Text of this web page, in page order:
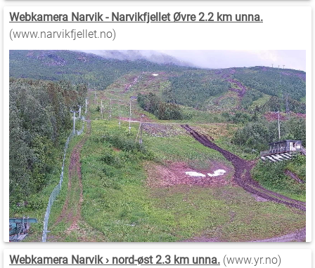
Webkamera Narvik - Narvikfjellet Øvre 2.2 km unna.
(www.narvikfjellet.no)
Webkamera Narvik › nord-øst 2.3 km unna. (www.yr.no)